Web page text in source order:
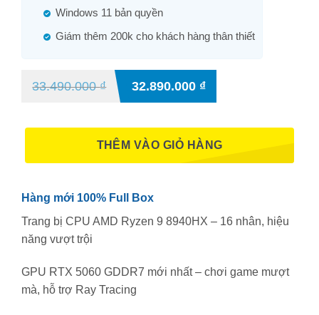
Windows 11 bản quyền
Giám thêm 200k cho khách hàng thân thiết
33.490.000₫ 32.890.000 ₫
THÊM VÀO GIỎ HÀNG
Hàng mới 100% Full Box
Trang bị CPU AMD Ryzen 9 8940HX – 16 nhân, hiệu
năng vượt trội
GPU RTX 5060 GDDR7 mới nhất – chơi game mượt
mà, hỗ trợ Ray Tracing